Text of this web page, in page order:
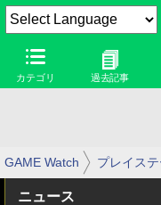
カテゴリ 過去記事
GAME Watch プレイス
ニュース